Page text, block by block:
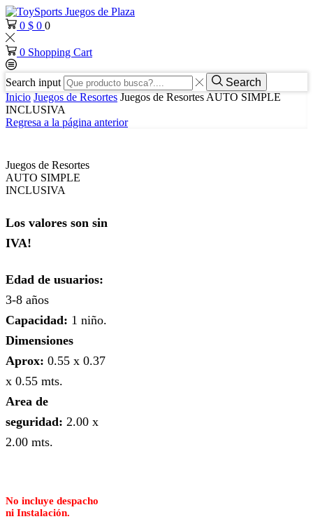
0 $ 0 0
0 Shopping Cart
Search input
Search
Inicio Juegos de Resortes Juegos de Resortes AUTO SIMPLE
INCLUSIVA
Regresa a la página anterior
Juegos de Resortes
AUTO SIMPLE
INCLUSIVA
Los valores son sin
IVA!
Edad de usuarios:
3-8 años
Capacidad: 1 niño.
Dimensiones
Aprox: 0.55 x 0.37
x 0.55 mts.
Area de
seguridad: 2.00 x
2.00 mts.
No incluye despacho
ni Instalación.